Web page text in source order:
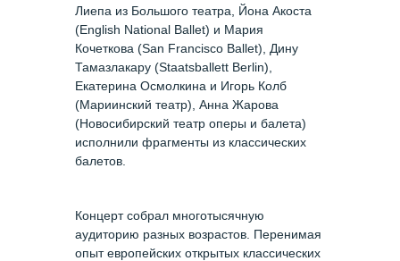
Лиепа из Большого театра, Йона Акоста
(English National Ballet) и Мария
Кочеткова (San Francisco Ballet), Дину
Тамазлакару (Staatsballett Berlin),
Екатерина Осмолкина и Игорь Колб
(Мариинский театр), Анна Жарова
(Новосибирский театр оперы и балета)
исполнили фрагменты из классических
балетов.
Концерт собрал многотысячную
аудиторию разных возрастов. Перенимая
опыт европейских открытых классических